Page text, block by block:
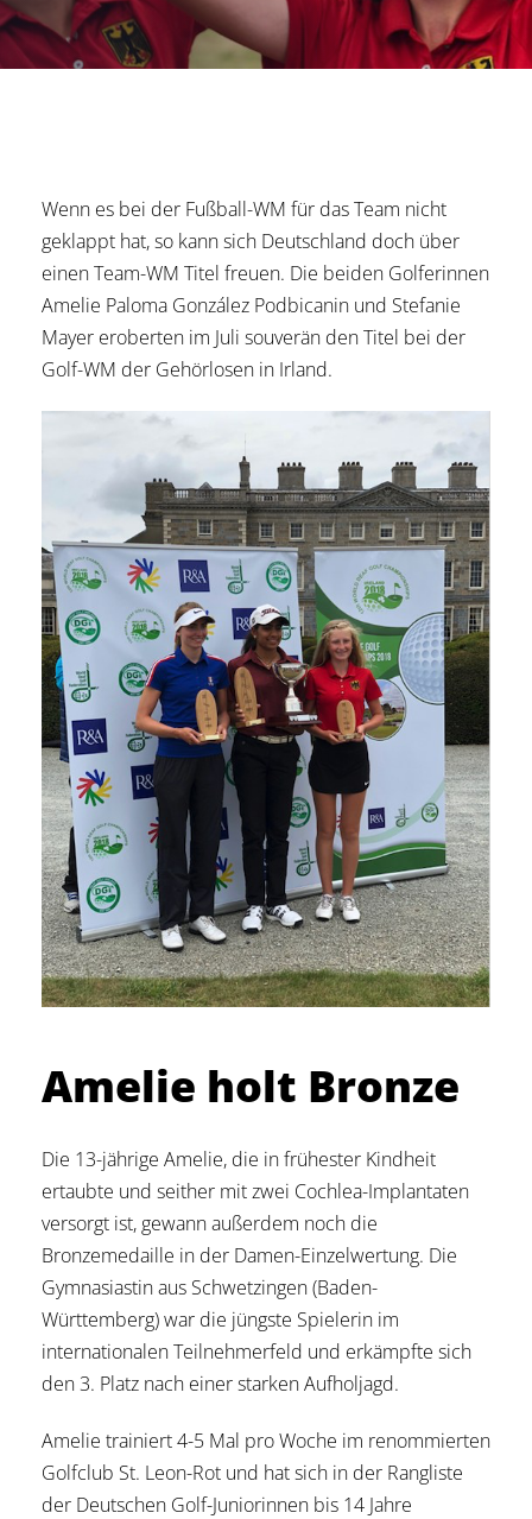
Wenn es bei der Fußball-WM für das Team nicht
geklappt hat, so kann sich Deutschland doch über
einen Team-WM Titel freuen. Die beiden Golferinnen
Amelie Paloma González Podbicanin und Stefanie
Mayer eroberten im Juli souverän den Titel bei der
Golf-WM der Gehörlosen in Irland.
Amelie holt Bronze
Die 13-jährige Amelie, die in frühester Kindheit
ertaubte und seither mit zwei Cochlea-Implantaten
versorgt ist, gewann außerdem noch die
Bronzemedaille in der Damen-Einzelwertung. Die
Gymnasiastin aus Schwetzingen (Baden-
Württemberg) war die jüngste Spielerin im
internationalen Teilnehmerfeld und erkämpfte sich
den 3. Platz nach einer starken Aufholjagd.
Amelie trainiert 4-5 Mal pro Woche im renommierten
Golfclub St. Leon-Rot und hat sich in der Rangliste
der Deutschen Golf-Juniorinnen bis 14 Jahre